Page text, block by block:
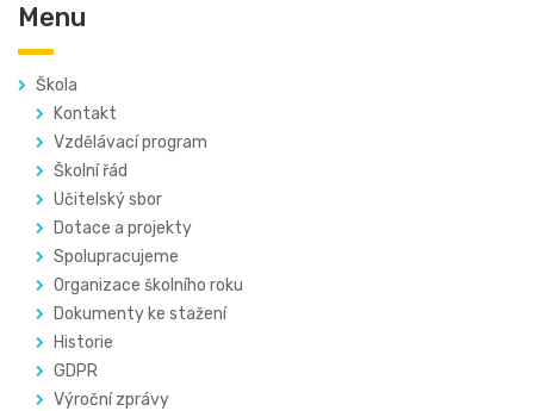
Menu
Škola
Kontakt
Vzdělávací program
Školní řád
Učitelský sbor
Dotace a projekty
Spolupracujeme
Organizace školního roku
Dokumenty ke stažení
Historie
GDPR
Výroční zprávy